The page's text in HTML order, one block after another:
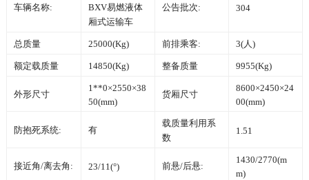
车辆名称:
BXV易燃液体
厢式运输车
公告批次: 304
总质量 25000(Kg) 前排乘客: 3(人)
额定载质量 14850(Kg) 整备质量 9955(Kg)
外形尺寸
1**0×2550×38
50(mm)
货厢尺寸
8600×2450×24
00(mm)
防抱死系统: 有
载质量利用系
数
1.51
接近角/离去角: 23/11(°) 前悬/后悬:
1430/2770(m
m)